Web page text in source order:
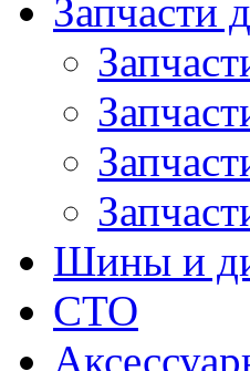
Запчасти
Шины и
СТО